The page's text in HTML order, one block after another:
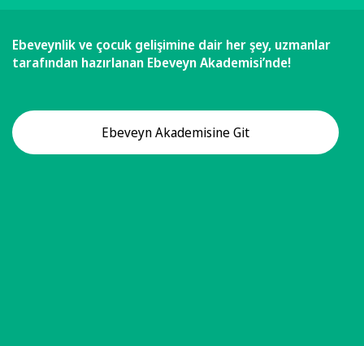
Ebeveynlik ve çocuk gelişimine dair her şey, uzmanlar
tarafından hazırlanan Ebeveyn Akademisi’nde!
Ebeveyn Akademisine Git